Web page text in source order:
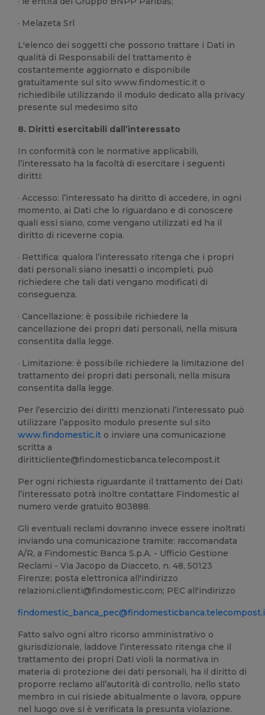
· Melazeta Srl
L'elenco dei soggetti che possono trattare i Dati in
qualità di Responsabili del trattamento è
costantemente aggiornato e disponibile
gratuitamente sul sito www.findomestic.it o
richiedibile utilizzando il modulo dedicato alla privacy
presente sul medesimo sito
8. Diritti esercitabili dall’interessato
In conformità con le normative applicabili,
l’interessato ha la facoltà di esercitare i seguenti
diritti:
· Accesso: l’interessato ha diritto di accedere, in ogni
momento, ai Dati che lo riguardano e di conoscere
quali essi siano, come vengano utilizzati ed ha il
diritto di riceverne copia.
· Rettifica: qualora l’interessato ritenga che i propri
dati personali siano inesatti o incompleti, può
richiedere che tali dati vengano modificati di
conseguenza.
· Cancellazione: è possibile richiedere la
cancellazione dei propri dati personali, nella misura
consentita dalla legge.
· Limitazione: è possibile richiedere la limitazione del
trattamento dei propri dati personali, nella misura
consentita dalla legge.
Per l’esercizio dei diritti menzionati l’interessato può
utilizzare l’apposito modulo presente sul sito
www.findomestic.it o inviare una comunicazione
scritta a
diritticliente@findomesticbanca.telecompost.it
Per ogni richiesta riguardante il trattamento dei Dati
l’interessato potrà inoltre contattare Findomestic al
numero verde gratuito 803888.
Gli eventuali reclami dovranno invece essere inoltrati
inviando una comunicazione tramite: raccomandata
A/R, a Findomestic Banca S.p.A. - Ufficio Gestione
Reclami - Via Jacopo da Diacceto, n. 48, 50123
Firenze; posta elettronica all'indirizzo
relazioni.clienti@findomestic.com; PEC all'indirizzo
Fatto salvo ogni altro ricorso amministrativo o
giurisdizionale, laddove l’interessato ritenga che il
trattamento dei propri Dati violi la normativa in
materia di protezione dei dati personali, ha il diritto di
proporre reclamo all’autorità di controllo, nello stato
membro in cui risiede abitualmente o lavora, oppure
nel luogo ove si è verificata la presunta violazione.